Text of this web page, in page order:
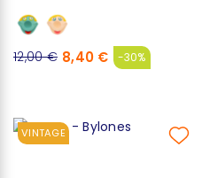
12,00 € 8,40 € -30%
VINTAGE